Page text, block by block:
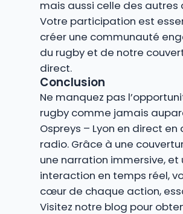
mais aussi celle des autres
Votre participation est
créer une communauté
du rugby et de notre
direct.
Conclusion
Ne manquez pas
rugby comme jamais
Ospreys – Lyon en direct
radio. Grâce à une
une narration immersive, et
interaction en temps réel,
cœur de chaque action,
Visitez notre blog pour